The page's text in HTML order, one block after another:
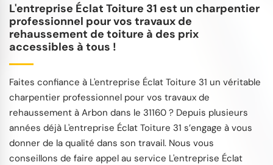
L'entreprise Éclat Toiture 31 est un charpentier
professionnel pour vos travaux de
rehaussement de toiture à des prix
accessibles à tous !
Faites confiance à L'entreprise Éclat Toiture 31 un véritable
charpentier professionnel pour vos travaux de
rehaussement à Arbon dans le 31160 ? Depuis plusieurs
années déjà L'entreprise Éclat Toiture 31 s’engage à vous
donner de la qualité dans son travail. Nous vous
conseillons de faire appel au service L'entreprise Éclat